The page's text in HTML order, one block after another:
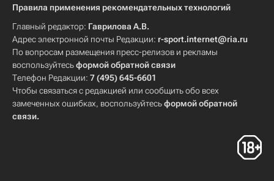
Правила применения рекомендательных технологий
Главный редактор: Гаврилова А.В.
Адрес электронной почты Редакции: r-sport.internet@ria.ru
По вопросам размещения пресс-релизов и рекламы
воспользуйтесьформой обратной связи
Телефон Редакции: 7 (495) 645-6601
Чтобы связаться с редакцией или сообщить обо всех
замеченных ошибках, воспользуйтесьформой обратной
связи.